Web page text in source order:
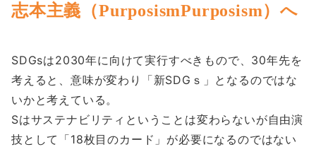
志本主義（PurposismPurposism）へ
SDGsは2030年に向けて実行すべきもので、30年先を
考えると、意味が変わり「新SDGｓ」となるのではな
いかと考えている。
Sはサステナビリティということは変わらないが自由演
技として「18枚目のカード」が必要になるのではない